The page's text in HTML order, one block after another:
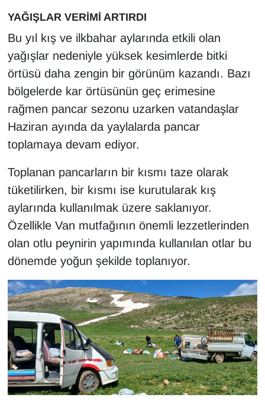
YAĞIŞLAR VERİMİ ARTIRDI
Bu yıl kış ve ilkbahar aylarında etkili olan
yağışlar nedeniyle yüksek kesimlerde bitki
örtüsü daha zengin bir görünüm kazandı. Bazı
bölgelerde kar örtüsünün geç erimesine
rağmen pancar sezonu uzarken vatandaşlar
Haziran ayında da yaylalarda pancar
toplamaya devam ediyor.
Toplanan pancarların bir kısmı taze olarak
tüketilirken, bir kısmı ise kurutularak kış
aylarında kullanılmak üzere saklanıyor.
Özellikle Van mutfağının önemli lezzetlerinden
olan otlu peynirin yapımında kullanılan otlar bu
dönemde yoğun şekilde toplanıyor.
MEDYA
ONE EKONOMİ
POLİTİKA
Resmi İlanlar
RÖPORTAJ
SAĞLIK
Seri İlan
SİYASET
SPOR
TEBRİK
TEKNOLOJİ
Turizm